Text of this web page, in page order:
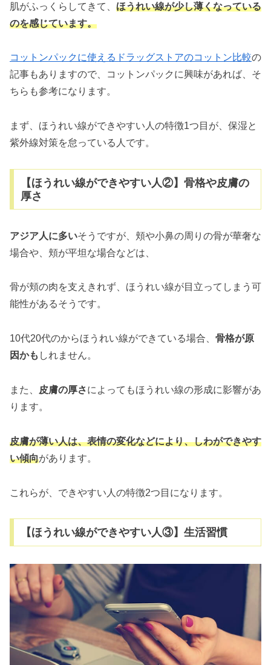
肌がふっくらしてきて、 ほうれい線が少し薄くなっている
のを感じています。
コットンパックに使えるドラッグストアのコットン比較の
記事もありますので、コットンパックに興味があれば、そ
ちらも参考になります。
まず、ほうれい線ができやすい人の特徴1つ目が、保湿と
紫外線対策を怠っている人です。
【ほうれい線ができやすい人②】骨格や皮膚の
厚さ
アジア人に多いそうですが、頬や小鼻の周りの骨が華奢な
場合や、頬が平坦な場合などは、
骨が頬の肉を支えきれず、ほうれい線が目立ってしまう可
能性があるそうです。
10代20代のからほうれい線ができている場合、 骨格が原
因かも しれません。
また、 皮膚の厚さによってもほうれい線の形成に影響があ
ります。
皮膚が薄い人は、表情の変化などにより、しわができやす
い傾向があります。
これらが、できやすい人の特徴2つ目になります。
【ほうれい線ができやすい人③】生活習慣